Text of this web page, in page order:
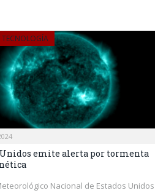
TECNOLOGÍA
Unidos emite alerta por tormenta
Nacional de Estados Unidos